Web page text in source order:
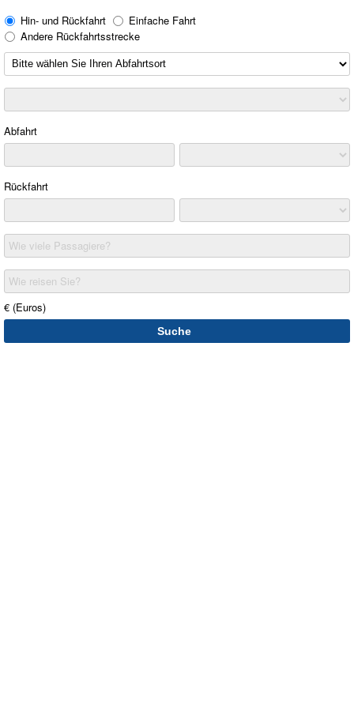
Hin- und Rückfahrt
Einfache Fahrt
Andere Rückfahrtsstrecke
Abfahrt
Rückfahrt
Wie viele Passagiere?
Wie reisen Sie?
€ (Euros)
Suche